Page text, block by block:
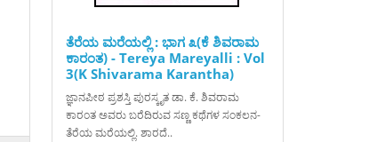
ತೆರೆಯ ಮರೆಯಲ್ಲಿ : ಭಾಗ ೩(ಕೆ ಶಿವರಾಮ
ಕಾರಂತ) - Tereya Mareyalli : Vol
3(K Shivarama Karantha)
ಜ್ಞಾನಪೀಠ ಪ್ರಶಸ್ತಿ ಪುರಸ್ಕೃತ ಡಾ. ಕೆ. ಶಿವರಾಮ
ಕಾರಂತ ಅವರು ಬರೆದಿರುವ ಸಣ್ಣ ಕಥೆಗಳ ಸಂಕಲನ-
ತೆರೆಯ ಮರೆಯಲ್ಲಿ. ಶಾರದೆ..